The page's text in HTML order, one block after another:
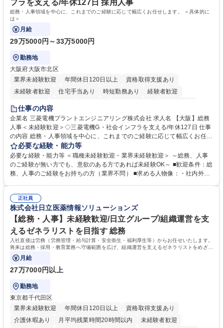
歴・資格 学歴：大学院 大学 高専 短大 語学力： 資格：
フラを支える/年休127日 採用人事
総務・人事領域を中心に、これまでのご経験に応じて幅広くお任せします。 ＜具体的に
は＞
月給
29万5000円～33万5000円
勤務地
大阪府大阪市北区
業界未経験歓迎
年間休日120日以上
資格取得支援あり
未経験者歓迎
住宅手当あり 時短勤務あり
経験者歓迎
退職金あり
駅近5分以内
土日祝休み 服装自由 寮・社宅あり 食事補助あり
仕事の内容
企業名 三菱電機プラントエンジニアリング株式会社 求人名 【大阪】総務
人事＜未経験歓迎＞◇三菱電機G・社会インフラを支える/年休127日 仕事
の内容 総務・人事領域を中心に、これまでのご経験に応じて幅広くお任せ
します。 ＜具体的には＞ ・総務/人事労務（給与・社保・勤怠管理など）
・採用・教育研修 ・福利厚生運用 など ※基本的には事務所勤務ですが、
採用や教育等の業務内容により、関西圏以外への日帰り・宿泊を伴う国内
出張もございます。 ※担当業務を持ちつつ、お互いに助け合いながら、総
必要な経験・能力等
必要な経験・能力等 ＜職種未経験歓迎・業界未経験歓迎＞ ～総務、人事
のご経験が無い方でも、意欲のある方であれば未経験OK～ ■歓迎条件：総
務、人事のご経験をお持ちの方（業界不問） ■求める人物像：・社内外の
正社員
株式会社日立医薬情報ソリューションズ
【総務・人事】未経験歓迎/日立グループ/組織運営を支
えるゼネラリストを目指す 総務
入社直後は労務（労務管理・給与計算・安全衛生・福利厚生等）からお任せいたします。
将来は総務・採用・教育業務へ守備範囲を広げ、組織運営を支えるゼネラリストをめざせ
ます。
月給
27万7000円以上
勤務地
東京都千代田区
業界未経験歓迎
年間休日120日以上
資格取得支援あり
介護休暇あり
月平均残業時間20時間以内
未経験者歓迎